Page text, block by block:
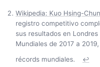
Wikipedia: Kuo Hsing-Chun
registro competitivo
sus resultados en
Mundiales de 2017 a
récords mundiales.
↩